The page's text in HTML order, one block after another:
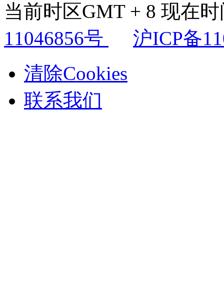
当前时区GMT + 8 现在
11046856号
沪ICP备
清除Cookies
联系我们